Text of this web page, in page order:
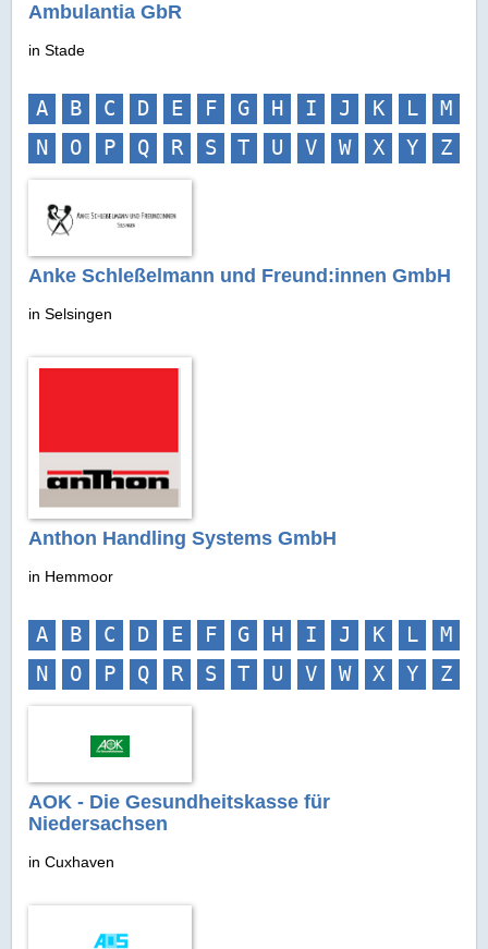
Ambulantia GbR
in Stade
A B C D E F G H I J K L
M
N
O P Q R S T U V W X Y Z
Anke Schleßelmann und Freund:innen GmbH
in Selsingen
Anthon Handling Systems GmbH
in Hemmoor
A B C D E F G H I J K L
M
N
O P Q R S T U V W X Y Z
AOK - Die Gesundheitskasse für
Niedersachsen
in Cuxhaven